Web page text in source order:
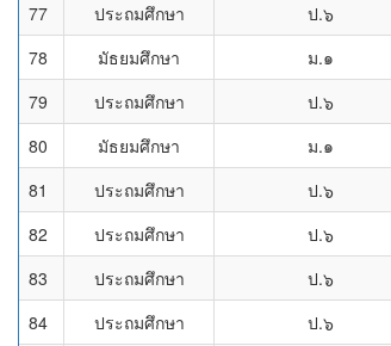
77
ประถมศึกษา ป.๖
78
มัธยมศึกษา ม.๑
79
ประถมศึกษา ป.๖
80
มัธยมศึกษา ม.๑
81
ประถมศึกษา ป.๖
82
ประถมศึกษา ป.๖
83
ประถมศึกษา ป.๖
84
ประถมศึกษา ป.๖